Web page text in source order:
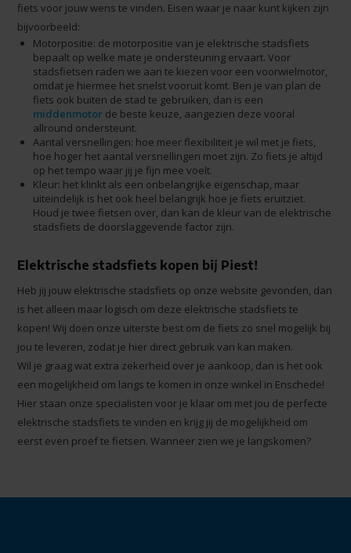
fiets voor jouw wens te vinden. Eisen waar je naar kunt kijken zijn
bijvoorbeeld:
Motorpositie: de motorpositie van je elektrische stadsfiets
bepaalt op welke mate je ondersteuning ervaart. Voor
stadsfietsen raden we aan te kiezen voor een voorwielmotor,
omdat je hiermee het snelst vooruit komt. Ben je van plan de
fiets ook buiten de stad te gebruiken, dan is een
middenmotor de beste keuze, aangezien deze vooral
allround ondersteunt.
Aantal versnellingen: hoe meer flexibiliteit je wil met je fiets,
hoe hoger het aantal versnellingen moet zijn. Zo fiets je altijd
op het tempo waar jij je fijn mee voelt.
Kleur: het klinkt als een onbelangrijke eigenschap, maar
uiteindelijk is het ook heel belangrijk hoe je fiets eruitziet.
Houd je twee fietsen over, dan kan de kleur van de elektrische
stadsfiets de doorslaggevende factor zijn.
Elektrische stadsfiets kopen bij Piest!
Heb jij jouw elektrische stadsfiets op onze website gevonden, dan
is het alleen maar logisch om deze elektrische stadsfiets te
kopen! Wij doen onze uiterste best om de fiets zo snel mogelijk bij
jou te leveren, zodat je hier direct gebruik van kan maken.
Wil je graag wat extra zekerheid over je aankoop, dan is het ook
een mogelijkheid om langs te komen in onze winkel in Enschede!
Hier staan onze specialisten voor je klaar om met jou de perfecte
elektrische stadsfiets te vinden en krijg jij de mogelijkheid om
eerst even proef te fietsen. Wanneer zien we je langskomen?